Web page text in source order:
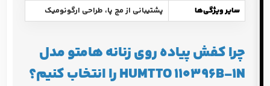
سایر ویژگی‌ها
پشتیبانی از مچ پا، طراحی ارگونومیک
چرا کفش پیاده روی زنانه هامتو مدل
HUMTTO 110396B-1N را انتخاب کنیم؟